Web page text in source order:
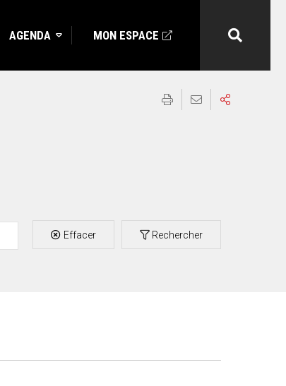
AGENDA MON ESPACE
Effacer Rechercher